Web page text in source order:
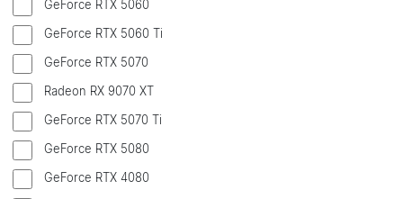
GeForce RTX 5060
GeForce RTX 5060 Ti
GeForce RTX 5070
Radeon RX 9070 XT
GeForce RTX 5070 Ti
GeForce RTX 5080
GeForce RTX 4080